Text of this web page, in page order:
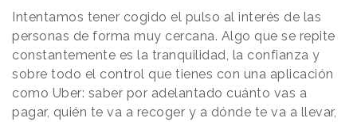
Intentamos tener cogido el pulso al interés de las
personas de forma muy cercana. Algo que se repite
constantemente es la tranquilidad, la confianza y
sobre todo el control que tienes con una aplicación
como Uber: saber por adelantado cuánto vas a
pagar, quién te va a recoger y a dónde te va a llevar,